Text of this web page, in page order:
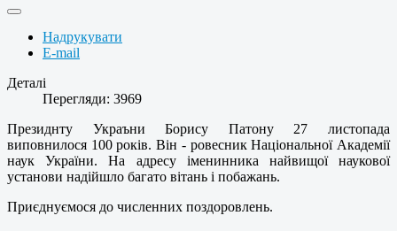
Надрукувати
E-mail
Деталі
Перегляди: 3969
Президнту Украъни Борису Патону 27 листопада
виповнилося 100 років. Він - ровесник Національної Академії
наук України. На адресу іменинника найвищої наукової
установи надійшло багато вітань і побажань.
Приєднуємося до численних поздоровлень.